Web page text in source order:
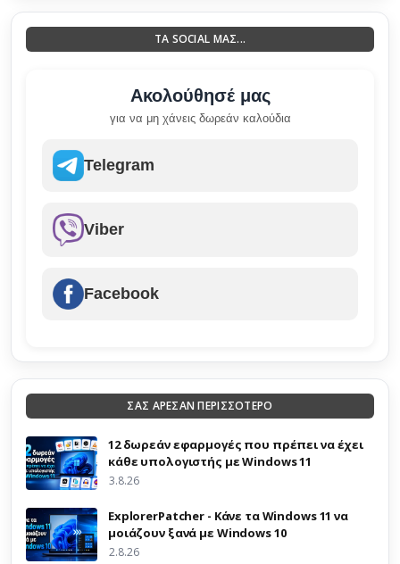
ΤΑ SOCIAL ΜΑΣ...
Ακολούθησέ μας
για να μη χάνεις δωρεάν καλούδια
Telegram
Viber
Facebook
ΣΑΣ ΑΡΕΣΑΝ ΠΕΡΙΣΣΟΤΕΡΟ
12 δωρεάν εφαρμογές που πρέπει να έχει
κάθε υπολογιστής με Windows 11
3.8.26
ExplorerPatcher - Κάνε τα Windows 11 να
μοιάζουν ξανά με Windows 10
2.8.26